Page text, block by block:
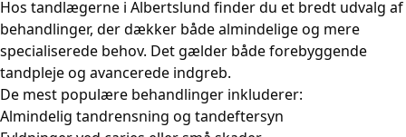
Hos tandlægerne i Albertslund finder du et bredt udvalg af
behandlinger, der dækker både almindelige og mere
specialiserede behov. Det gælder både forebyggende
tandpleje og avancerede indgreb.
De mest populære behandlinger inkluderer:
Almindelig tandrensning og tandeftersyn